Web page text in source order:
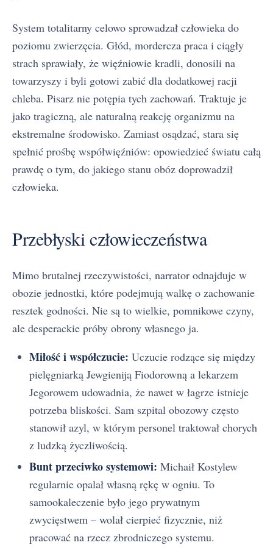
System totalitarny celowo sprowadzał człowieka do
poziomu zwierzęcia. Głód, mordercza praca i ciągły
strach sprawiały, że więźniowie kradli, donosili na
towarzyszy i byli gotowi zabić dla dodatkowej racji
chleba. Pisarz nie potępia tych zachowań. Traktuje je
jako tragiczną, ale naturalną reakcję organizmu na
ekstremalne środowisko. Zamiast osądzać, stara się
spełnić prośbę współwięźniów: opowiedzieć światu całą
prawdę o tym, do jakiego stanu obóz doprowadził
człowieka.
Przebłyski człowieczeństwa
Mimo brutalnej rzeczywistości, narrator odnajduje w
obozie jednostki, które podejmują walkę o zachowanie
resztek godności. Nie są to wielkie, pomnikowe czyny,
ale desperackie próby obrony własnego ja.
Miłość i współczucie: Uczucie rodzące się między
pielęgniarką Jewgieniją Fiodorowną a lekarzem
Jegorowem udowadnia, że nawet w łagrze istnieje
potrzeba bliskości. Sam szpital obozowy często
stanowił azyl, w którym personel traktował chorych
z ludzką życzliwością.
Bunt przeciwko systemowi: Michaił Kostylew
regularnie opalał własną rękę w ogniu. To
samookaleczenie było jego prywatnym
zwycięstwem – wolał cierpieć fizycznie, niż
pracować na rzecz zbrodniczego systemu.